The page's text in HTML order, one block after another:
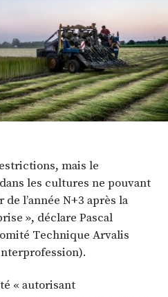
mais le
les cultures ne pouvant
l’année N+3 après la
», déclare Pascal
Technique Arvalis
« autorisant